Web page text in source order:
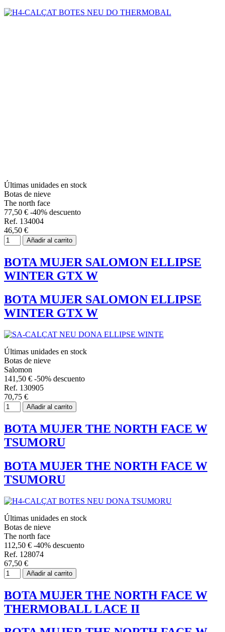
Últimas unidades en stock
Botas de nieve
The north face
77,50 € -40% descuento
Ref. 134004
46,50 €
Añadir al carrito
BOTA MUJER SALOMON ELLIPSE
WINTER GTX W
BOTA MUJER SALOMON ELLIPSE
WINTER GTX W
Últimas unidades en stock
Botas de nieve
Salomon
141,50 € -50% descuento
Ref. 130905
70,75 €
Añadir al carrito
BOTA MUJER THE NORTH FACE W
TSUMORU
BOTA MUJER THE NORTH FACE W
TSUMORU
Últimas unidades en stock
Botas de nieve
The north face
112,50 € -40% descuento
Ref. 128074
67,50 €
Añadir al carrito
BOTA MUJER THE NORTH FACE W
THERMOBALL LACE II